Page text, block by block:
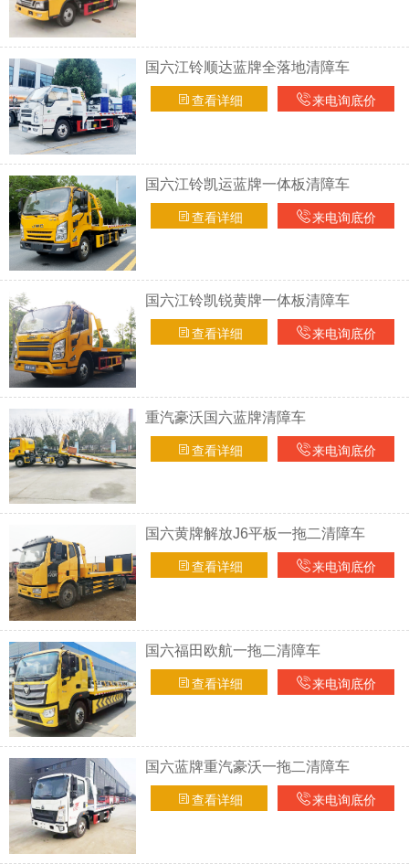
国六江铃顺达蓝牌全落地清障车
查看详细 来电询底价
国六江铃凯运蓝牌一体板清障车
查看详细 来电询底价
国六江铃凯锐黄牌一体板清障车
查看详细 来电询底价
重汽豪沃国六蓝牌清障车
查看详细 来电询底价
国六黄牌解放J6平板一拖二清障车
查看详细 来电询底价
国六福田欧航一拖二清障车
查看详细 来电询底价
国六蓝牌重汽豪沃一拖二清障车
查看详细 来电询底价